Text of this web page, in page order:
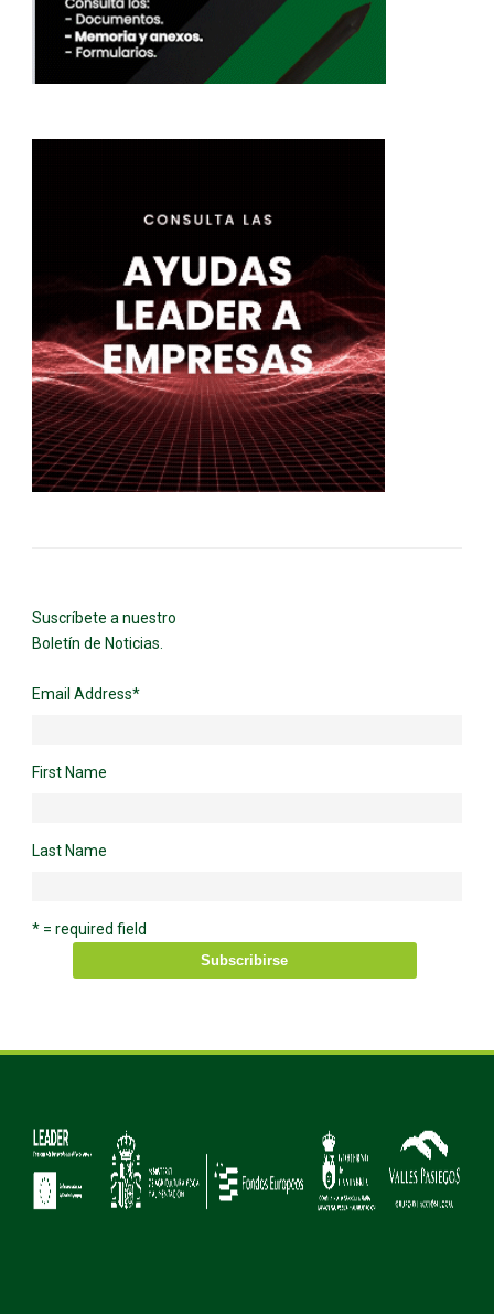
Suscríbete a nuestro
Boletín de Noticias.
Email Address*
First Name
Last Name
* = required field